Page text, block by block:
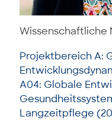
Projektbereich A:
A04: Globale
Langzeitpflege